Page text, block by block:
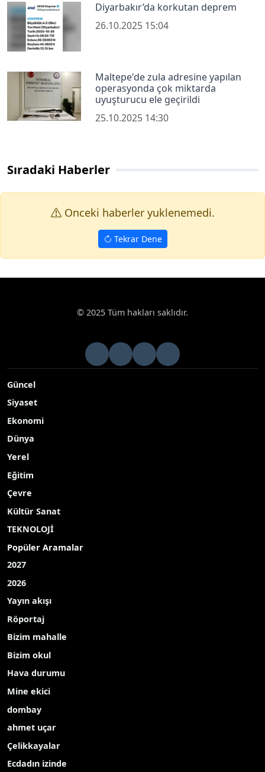
Diyarbakır’da korkutan deprem
26.10.2025 15:04
Maltepe'de zula adresine yapılan
operasyonda çok miktarda
uyuşturucu ele geçirildi
25.10.2025 14:30
Sıradaki Haberler
Onceki haberler yuklenemedi.
Tekrar Dene
Asayiş Konya'da göçmen kaçakçılarına operasyon:
Konya'da polis ekipleri tarafından göçmen kaçakçılarına
edilirken, göçmen kaçakçısı 5 şahıs tutuklandı.
Yayınlanma Tarihi: 27.10.2025 12:40
Edinilen bilgiye göre, Konya Emniyet Müdürlüğü
Müdürlüğünce yürütülen çalışmalar kapsamında
göçmen kaçakçılığına yönelik operasyonlar
gerçekleştirildi. Yapılan operasyonlarda, Ankara
Yolu Büsan Sanayi Kavşağı yakınlarında
durdurulan iki araçta toplam 9 Afganistan